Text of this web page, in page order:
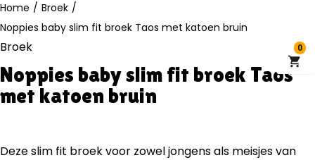
Home / Broek /
Noppies baby slim fit broek Taos met katoen bruin
Broek
Noppies baby slim fit broek Taos
met katoen bruin
Deze slim fit broek voor zowel jongens als meisjes van
0